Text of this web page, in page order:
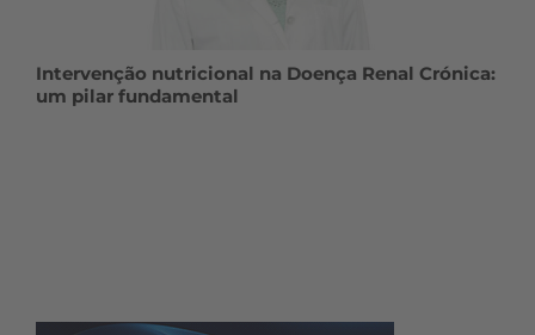
Intervenção nutricional na Doença Renal Crónica:
um pilar fundamental